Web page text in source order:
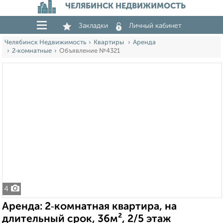
ЧЕЛЯБИНСК НЕДВИЖИМОСТЬ
Закладки Личный кабинет
Челябинск Недвижимость Квартиры
Аренда
2‑комнатные
Объявление №4321
4
Аренда: 2‑комнатная квартира, на
длительный срок, 36м², 2/5 этаж